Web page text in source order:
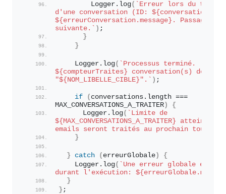
        Logger.
log( `Erreur lors du
d'une conversation (ID:
${erreurConversation.message} . Passage à
suivante.` ) ;
}
}
    Logger.
log(
${compteurTraites} conversation(s)
"${NOM_LIBELLE_CIBLE} ".` ) ;
if ( conversations. length ===
MAX_CONVERSATIONS_A_TRAITER )
{
      Logger.
log(
${MAX_CONVERSATIONS_A_TRAITER} atteinte.
emails seront traités au prochain tour.`
}
} catch ( erreurGlobale )
{
    Logger.
log( `Une erreur globale est
durant l'exécution:
}
} ;